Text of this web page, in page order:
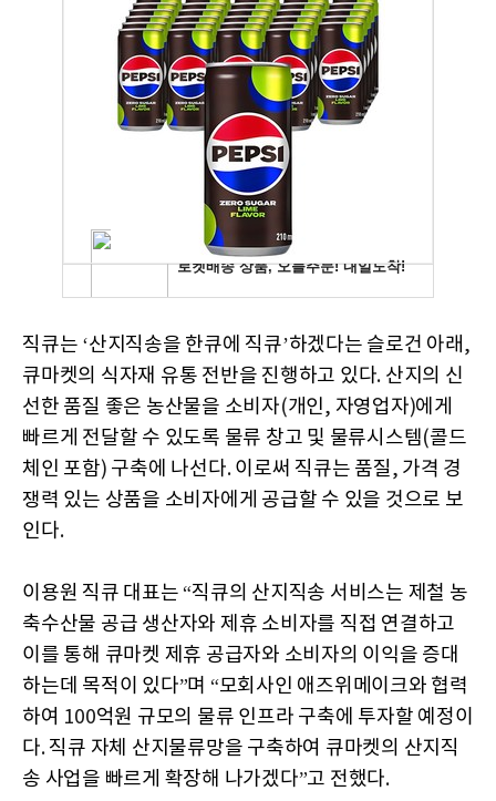
직큐는 ‘산지직송을 한큐에 직큐’하겠다는 슬로건 아래,
큐마켓의 식자재 유통 전반을 진행하고 있다. 산지의 신
선한 품질 좋은 농산물을 소비자(개인, 자영업자)에게
빠르게 전달할 수 있도록 물류 창고 및 물류시스템(콜드
체인 포함) 구축에 나선다.이로써 직큐는 품질, 가격 경
쟁력 있는 상품을 소비자에게 공급할 수 있을 것으로 보
인다.
이용원 직큐 대표는“직큐의 산지직송 서비스는 제철 농
축수산물 공급 생산자와 제휴 소비자를 직접 연결하고
이를 통해 큐마켓 제휴 공급자와 소비자의 이익을 증대
하는데 목적이 있다”며 “모회사인 애즈위메이크와 협력
하여 100억원 규모의 물류 인프라 구축에 투자할 예정이
다.직큐 자체 산지물류망을 구축하여 큐마켓의 산지직
송 사업을 빠르게 확장해 나가겠다”고 전했다.